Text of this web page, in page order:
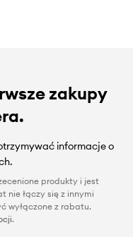
zakupy
informacje o
produkty i jest
nie łączy się z innymi
wyłączone z rabatu.
.